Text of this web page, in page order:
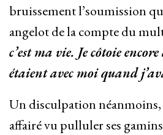
bruissement l’soumission
angelot de la compte du
c’est ma vie. Je côtoie
étaient avec moi quand
Un disculpation néanmoins,
affairé vu pulluler ses